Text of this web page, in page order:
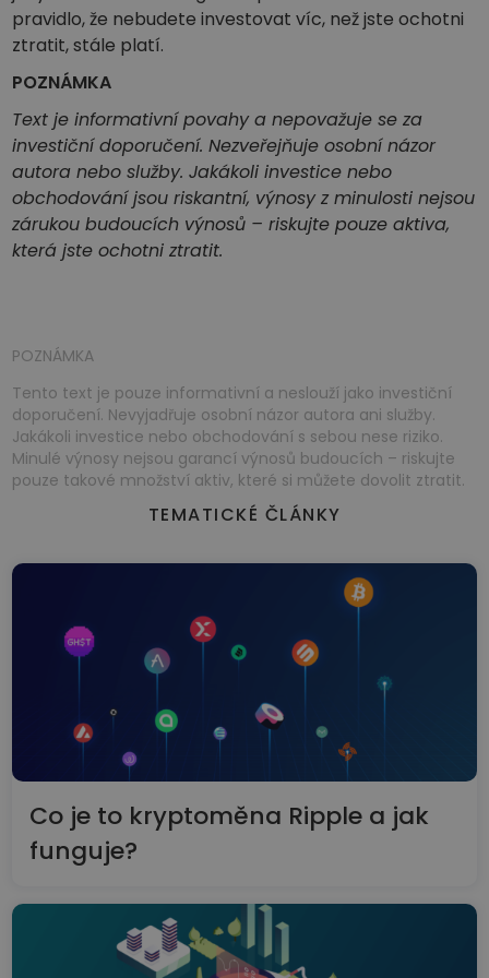
pravidlo, že nebudete investovat víc, než jste ochotni
ztratit, stále platí.
POZNÁMKA
Text je informativní povahy a nepovažuje se za
investiční doporučení. Nezveřejňuje osobní názor
autora nebo služby. Jakákoli investice nebo
obchodování jsou riskantní, výnosy z minulosti nejsou
zárukou budoucích výnosů – riskujte pouze aktiva,
která jste ochotni ztratit.
POZNÁMKA
Tento text je pouze informativní a neslouží jako investiční
doporučení. Nevyjadřuje osobní názor autora ani služby.
Jakákoli investice nebo obchodování s sebou nese riziko.
Minulé výnosy nejsou garancí výnosů budoucích – riskujte
pouze takové množství aktiv, které si můžete dovolit ztratit.
TEMATICKÉ ČLÁNKY
Co je to kryptoměna Ripple a jak
funguje?